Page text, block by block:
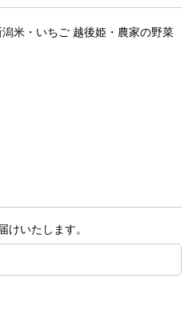
米・いちご 越後姫・農家の野菜
けいたします。